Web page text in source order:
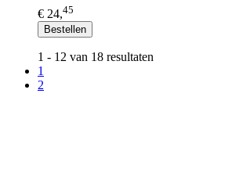
€ 24,45
Bestellen
1 - 12 van 18 resultaten
1
2